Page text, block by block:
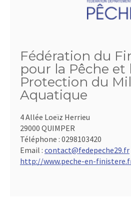
Fédération du
pour la Pêche et
Protection du
Aquatique
4 Allée Loeïz Herrieu
29000 QUIMPER
Téléphone : 0298103420
Email : contact@fedepeche29.fr
http://www.peche-en-